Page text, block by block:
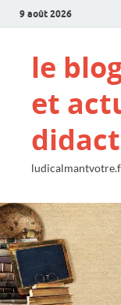
9 août 2026
le
et